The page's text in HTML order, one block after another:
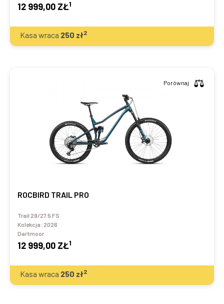
12 999,00 ZŁ1
Kasa wraca 250 zł2
ROCBIRD TRAIL PRO
Trail 29/27.5 FS
Kolekcja: 2026
Dartmoor
12 999,00 ZŁ1
Porównaj
Kasa wraca 250 zł2